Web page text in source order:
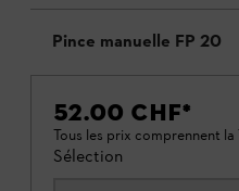
Pince manuelle FP 20
52.00 CHF*
Tous les prix comprennent la
Sélection